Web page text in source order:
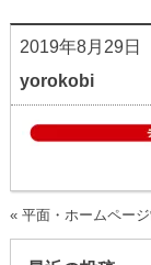
2019年8月29日
yorokobi
« 平面・ホームペー